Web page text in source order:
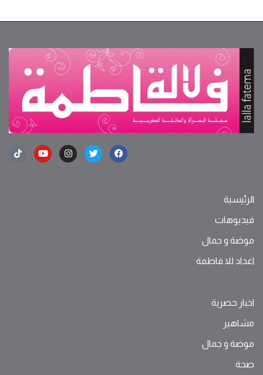
الرئيسية
فيديوهات
موضة ‫و‬ ‫‬‫جمال‬
اعداد للا فاطمة
اخبار حصرية
مشاهير
موضة ‫و‬ ‫‬‫جمال‬
صحة